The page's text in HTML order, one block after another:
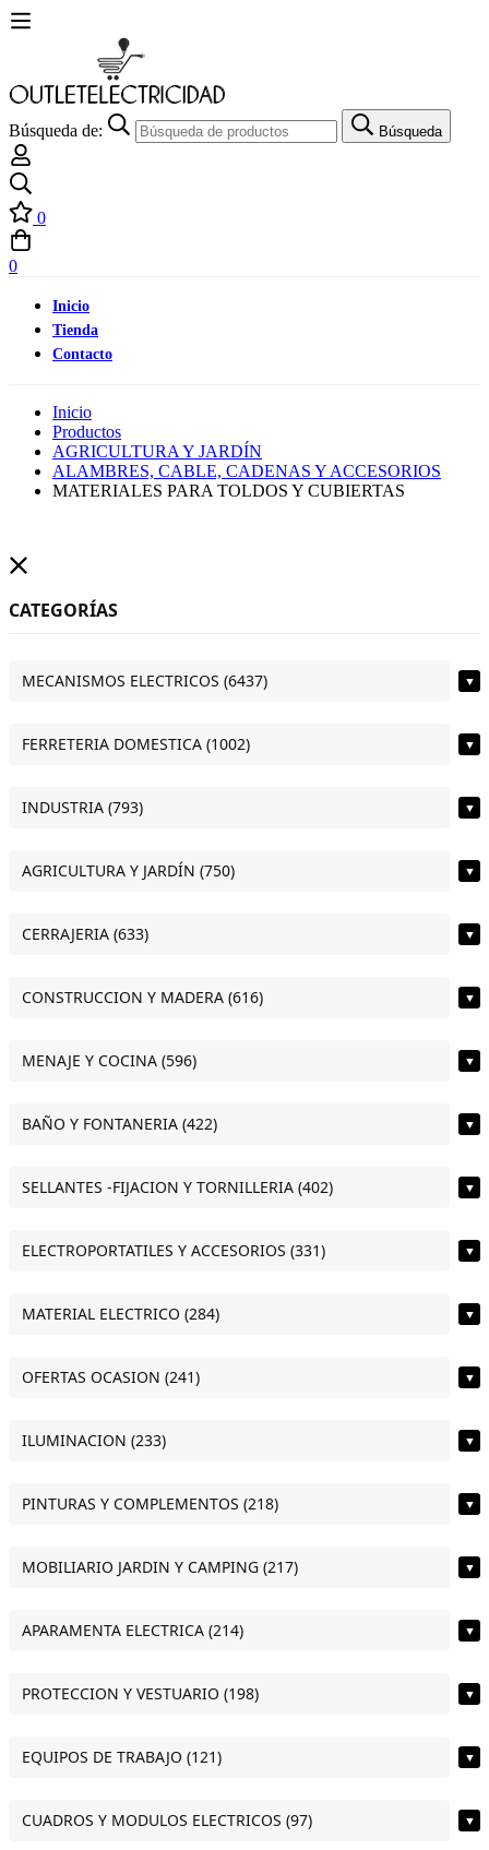
Búsqueda de: Búsqueda
0
0
Inicio
Tienda
Contacto
Inicio
Productos
AGRICULTURA Y JARDÍN
ALAMBRES, CABLE, CADENAS Y ACCESORIOS
MATERIALES PARA TOLDOS Y CUBIERTAS
CATEGORÍAS
MECANISMOS ELECTRICOS (6437) ▼
FERRETERIA DOMESTICA (1002) ▼
INDUSTRIA (793) ▼
AGRICULTURA Y JARDÍN (750) ▼
CERRAJERIA (633) ▼
CONSTRUCCION Y MADERA (616) ▼
MENAJE Y COCINA (596) ▼
BAÑO Y FONTANERIA (422) ▼
SELLANTES -FIJACION Y TORNILLERIA (402) ▼
ELECTROPORTATILES Y ACCESORIOS (331) ▼
MATERIAL ELECTRICO (284) ▼
OFERTAS OCASION (241) ▼
ILUMINACION (233) ▼
PINTURAS Y COMPLEMENTOS (218) ▼
MOBILIARIO JARDIN Y CAMPING (217) ▼
APARAMENTA ELECTRICA (214) ▼
PROTECCION Y VESTUARIO (198) ▼
EQUIPOS DE TRABAJO (121) ▼
CUADROS Y MODULOS ELECTRICOS (97) ▼